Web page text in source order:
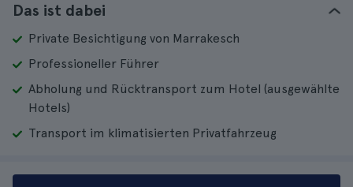
Das ist dabei
Private Besichtigung von Marrakesch
Professioneller Führer
Abholung und Rücktransport zum Hotel (ausgewählte
Hotels)
Transport im klimatisierten Privatfahrzeug